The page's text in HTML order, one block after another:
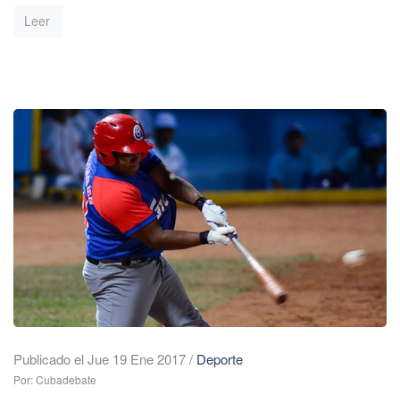
Leer
Publicado el Jue 19 Ene 2017/ Deporte
Por: Cubadebate